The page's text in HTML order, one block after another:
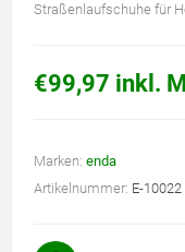
Straßenlaufschuhe für
€99,97 inkl.
Marken: enda
Artikelnummer: E-10022